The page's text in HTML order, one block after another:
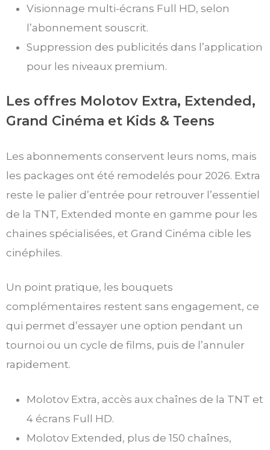
Visionnage multi-écrans Full HD, selon
l’abonnement souscrit.
Suppression des publicités dans l’application
pour les niveaux premium.
Les offres Molotov Extra, Extended,
Grand Cinéma et Kids & Teens
Les abonnements conservent leurs noms, mais
les packages ont été remodelés pour 2026. Extra
reste le palier d’entrée pour retrouver l’essentiel
de la TNT, Extended monte en gamme pour les
chaines spécialisées, et Grand Cinéma cible les
cinéphiles.
Un point pratique, les bouquets
complémentaires restent sans engagement, ce
qui permet d’essayer une option pendant un
tournoi ou un cycle de films, puis de l’annuler
rapidement.
Molotov Extra, accès aux chaînes de la TNT et
4 écrans Full HD.
Molotov Extended, plus de 150 chaînes,